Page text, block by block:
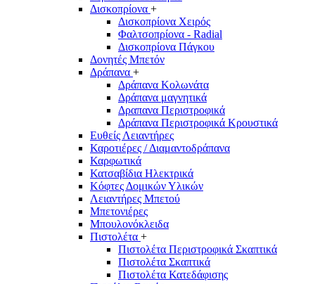
Δισκοπρίονα +
Δισκοπρίονα Χειρός
Φαλτσοπρίονα - Radial
Δισκοπρίονα Πάγκου
Δονητές Μπετόν
Δράπανα +
Δράπανα Κολωνάτα
Δράπανα μαγνητικά
Δραπανα Περιστροφικά
Δράπανα Περιστροφικά Κρουστικά
Ευθείς Λειαντήρες
Καροτιέρες / Διαμαντοδράπανα
Καρφωτικά
Κατσαβίδια Ηλεκτρικά
Κόφτες Δομικών Υλικών
Λειαντήρες Μπετού
Μπετονιέρες
Μπουλονόκλειδα
Πιστολέτα +
Πιστολέτα Περιστροφικά Σκαπτικά
Πιστολέτα Σκαπτικά
Πιστολέτα Κατεδάφισης